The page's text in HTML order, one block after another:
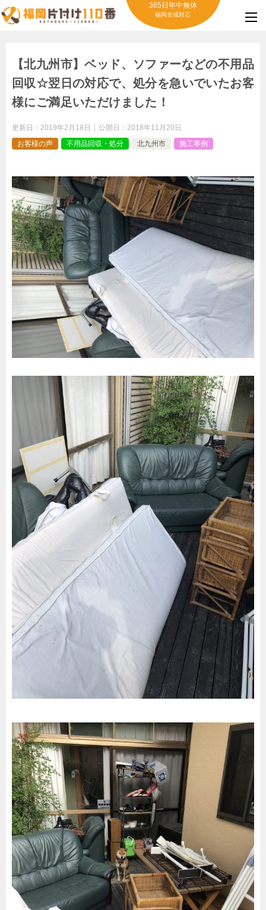
365日年中無休
福岡全域対応
【北九州市】ベッド、ソファーなどの不用品
回収☆翌日の対応で、処分を急いでいたお客
様にご満足いただけました！
更新日： 2019年2月18日 公開日： 2018年11月20日
お客様の声
不用品回収・処分 北九州市 施工事例